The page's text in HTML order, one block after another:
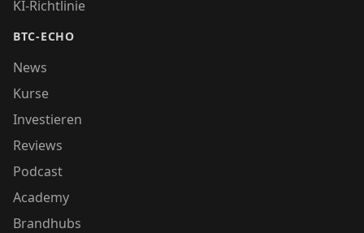
KI-Richtlinie
BTC-ECHO
News
Kurse
Investieren
Reviews
Podcast
Academy
Brandhubs